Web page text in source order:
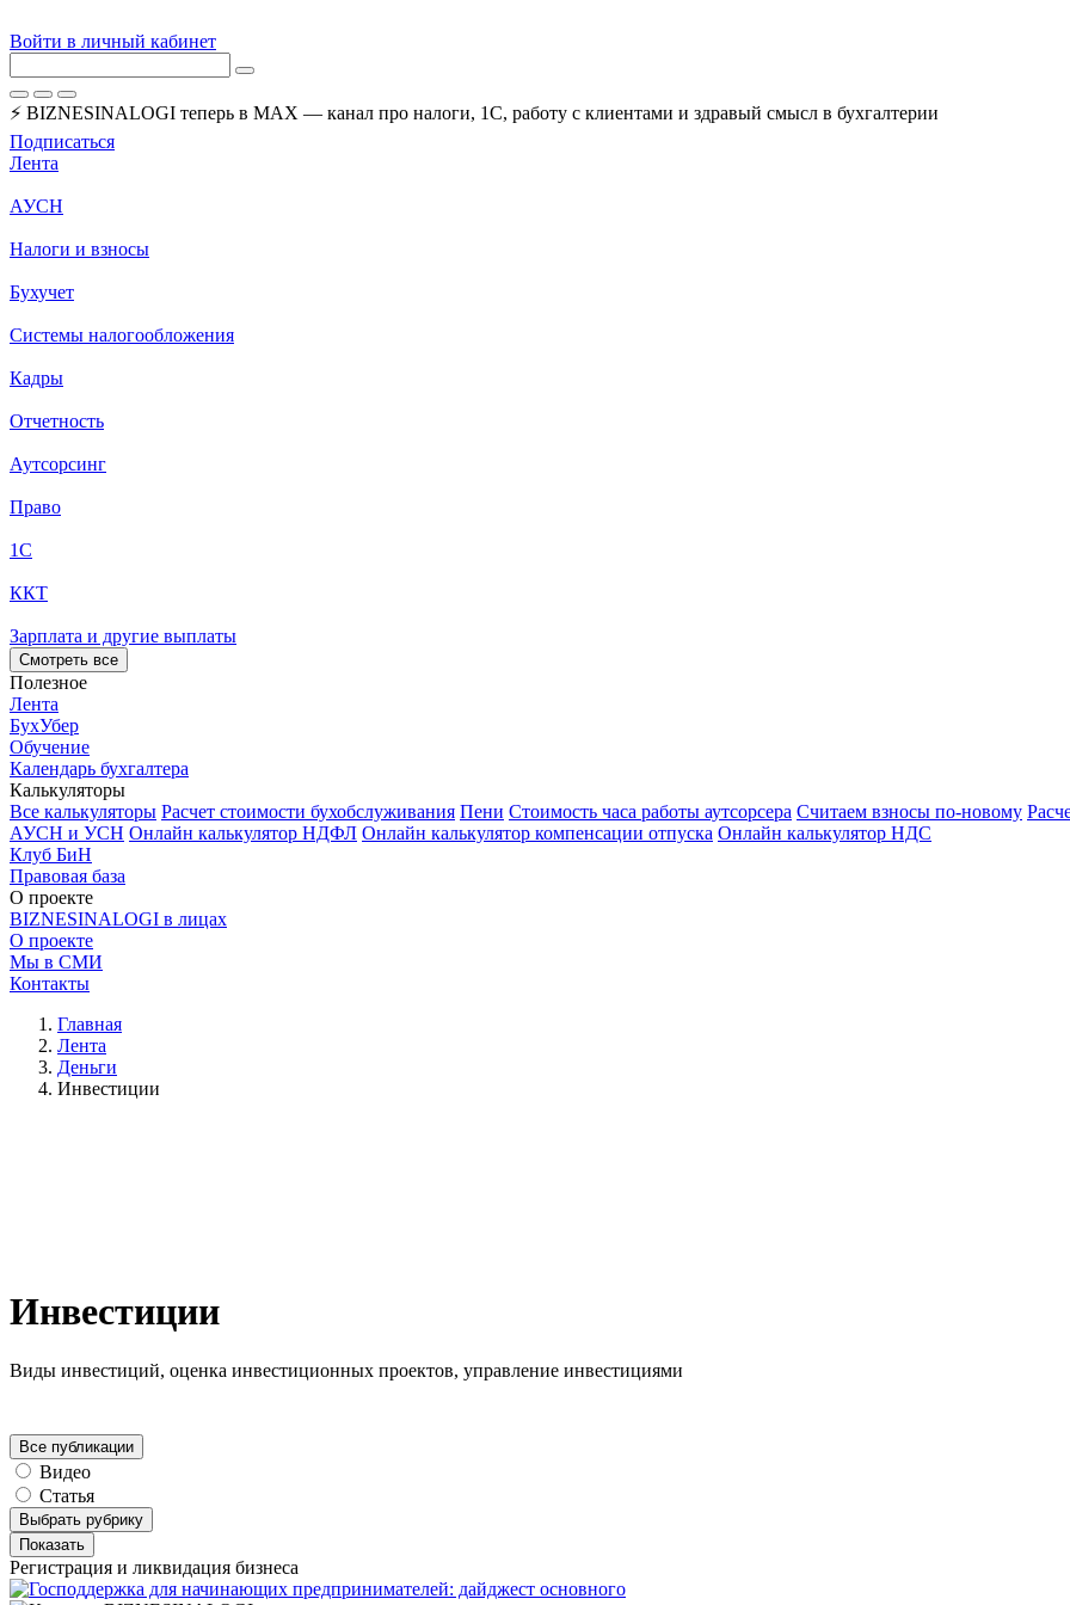
Войти в личный кабинет
⚡ BIZNESINALOGI теперь в MAX — канал про налоги, 1С, работу с клиентами и здравый смысл в бухгалтерии
Подписаться
Лента
АУСН
Налоги и взносы
Бухучет
Системы налогообложения
Кадры
Отчетность
Аутсорсинг
Право
1С
ККТ
Зарплата и другие выплаты
Смотреть все
Полезное
Лента
БухУбер
Обучение
Календарь бухгалтера
Калькуляторы
Все калькуляторы Расчет стоимости бухобслуживания Пени Стоимость часа работы аутсорсера Считаем взносы по-новому
АУСН и УСН Онлайн калькулятор НДФЛ Онлайн калькулятор компенсации отпуска Онлайн калькулятор НДС
Клуб БиН
Правовая база
О проекте
BIZNESINALOGI в лицах
О проекте
Мы в СМИ
Контакты
Главная
Лента
Деньги
Инвестиции
Инвестиции
Виды инвестиций, оценка инвестиционных проектов, управление инвестициями
Все публикации
Видео
Статья
Выбрать рубрику
Показать
Регистрация и ликвидация бизнеса